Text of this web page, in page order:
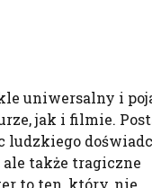
uniwersalny i
jak i filmie.
ludzkiego
ale także tragiczne
to ten, który, nie